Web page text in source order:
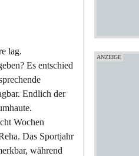
lag.
Es entschied
Endlich der
Wochen
Das Sportjahr
während